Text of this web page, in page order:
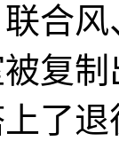
合
制
了